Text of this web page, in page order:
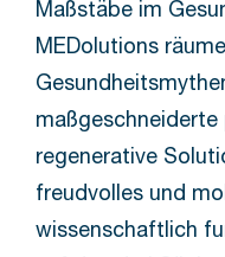
Maßstäbe im
MEDolutions
maßgeschneiderte
regenerative
freudvolles und
wissenschaftlich